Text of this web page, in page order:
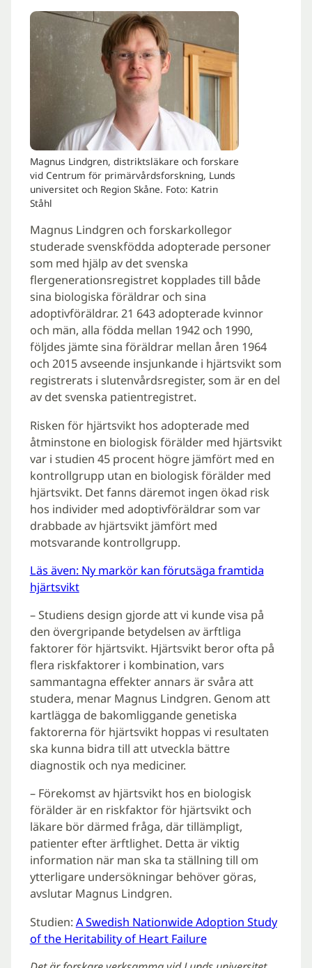
Magnus Lindgren, distriktsläkare och forskare
vid Centrum för primärvårdsforskning, Lunds
universitet och Region Skåne. Foto: Katrin
Ståhl
Magnus Lindgren och forskarkollegor
studerade svenskfödda adopterade personer
som med hjälp av det svenska
flergenerationsregistret kopplades till både
sina biologiska föräldrar och sina
adoptivföräldrar. 21 643 adopterade kvinnor
och män, alla födda mellan 1942 och 1990,
följdes jämte sina föräldrar mellan åren 1964
och 2015 avseende insjunkande i hjärtsvikt som
registrerats i slutenvårdsregister, som är en del
av det svenska patientregistret.
Risken för hjärtsvikt hos adopterade med
åtminstone en biologisk förälder med hjärtsvikt
var i studien 45 procent högre jämfört med en
kontrollgrupp utan en biologisk förälder med
hjärtsvikt. Det fanns däremot ingen ökad risk
hos individer med adoptivföräldrar som var
drabbade av hjärtsvikt jämfört med
motsvarande kontrollgrupp.
Läs även: Ny markör kan förutsäga framtida
hjärtsvikt
– Studiens design gjorde att vi kunde visa på
den övergripande betydelsen av ärftliga
faktorer för hjärtsvikt. Hjärtsvikt beror ofta på
flera riskfaktorer i kombination, vars
sammantagna effekter annars är svåra att
studera, menar Magnus Lindgren. Genom att
kartlägga de bakomliggande genetiska
faktorerna för hjärtsvikt hoppas vi resultaten
ska kunna bidra till att utveckla bättre
diagnostik och nya mediciner.
– Förekomst av hjärtsvikt hos en biologisk
förälder är en riskfaktor för hjärtsvikt och
läkare bör därmed fråga, där tillämpligt,
patienter efter ärftlighet. Detta är viktig
information när man ska ta ställning till om
ytterligare undersökningar behöver göras,
avslutar Magnus Lindgren.
Studien: A Swedish Nationwide Adoption Study
of the Heritability of Heart Failure